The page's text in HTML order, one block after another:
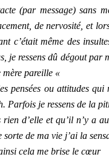
(par message) sans
de nervosité, et
c’était même des
je ressens dû dégout
mère pareille «
pensées ou attitudes
Parfois je ressens de la
d’elle et qu’il n’y a
de ma vie j’ai la
cela me brise le cœur